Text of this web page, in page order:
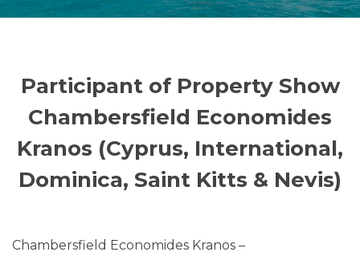
Participant of Property Show
Chambersfield Economides
Kranos (Cyprus, International,
Dominica, Saint Kitts & Nevis)
Chambersfield Economides Kranos –